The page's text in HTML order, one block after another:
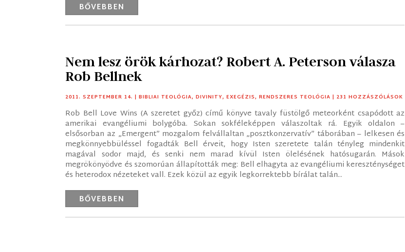
BŐVEBBEN
Nem lesz örök kárhozat? Robert A. Peterson válasza
Rob Bellnek
2011. SZEPTEMBER 14. |BIBLIAI TEOLÓGIA,DIVINITY,EXEGÉZIS,RENDSZERES TEOLÓGIA | 231 HOZZÁSZÓLÁSOK
Rob Bell Love Wins (A szeretet győz) című könyve tavaly füstölgő meteorként csapódott az
amerikai evangéliumi bolygóba. Sokan sokféleképpen válaszoltak rá. Egyik oldalon –
elsősorban az „Emergent” mozgalom felvállaltan „posztkonzervatív” táborában – lelkesen és
megkönnyebbüléssel fogadták Bell érveit, hogy Isten szeretete talán tényleg mindenkit
magával sodor majd, és senki nem marad kívül Isten ölelésének hatósugarán. Mások
megrökönyödve és szomorúan állapították meg: Bell elhagyta az evangéliumi kereszténységet
és heterodox nézeteket vall. Ezek közül az egyik legkorrektebb bírálat talán...
BŐVEBBEN